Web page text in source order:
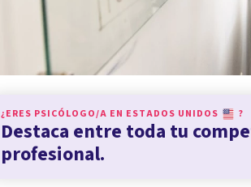
¿ERES PSICÓLOGO/A EN ESTADOS UNIDOS ?
Destaca entre toda tu
profesional.